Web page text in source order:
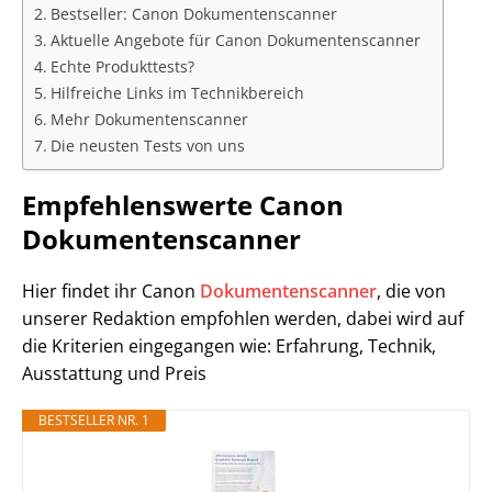
Bestseller: Canon Dokumentenscanner
Aktuelle Angebote für Canon Dokumentenscanner
Echte Produkttests?
Hilfreiche Links im Technikbereich
Mehr Dokumentenscanner
Die neusten Tests von uns
Empfehlenswerte Canon
Dokumentenscanner
Hier findet ihr Canon Dokumentenscanner, die von
unserer Redaktion empfohlen werden, dabei wird auf
die Kriterien eingegangen wie: Erfahrung, Technik,
Ausstattung und Preis
BESTSELLER NR. 1